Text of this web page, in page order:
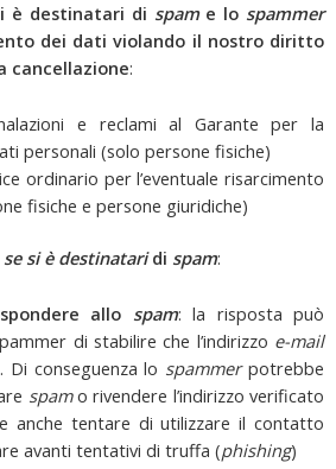
è destinatari di spame lo spammer
dei dati violando il nostro diritto
cancellazione:
e reclami al Garante per la
personali (solo persone fisiche)
ordinario per l’eventuale risarcimento
fisiche e persone giuridiche)
se si è destinataridi spam:
allo spam: la risposta può
di stabilire che l’indirizzo e-mail
conseguenza lo spammerpotrebbe
spamo rivendere l’indirizzo verificato
anche tentare di utilizzare il contatto
avanti tentativi di truffa (phishing)